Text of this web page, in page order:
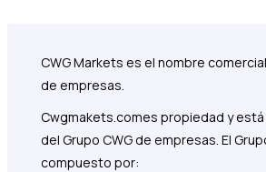
CWG Markets es el nombre
de empresas.
Cwgmakets.comes propiedad y
del Grupo CWG de empresas. El
compuesto por: